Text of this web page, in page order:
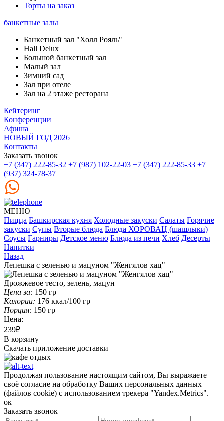
Торты на заказ
банкетные залы
Банкетный зал "Холл Рояль"
Hall Delux
Большой банкетный зал
Малый зал
Зимний сад
Зал при отеле
Зал на 2 этаже ресторана
Кейтеринг
Конференции
Афиша
НОВЫЙ ГОД 2026
Контакты
Заказать звонок
+7 (347) 222-85-32 +7 (987) 102-22-03 +7 (347) 222-85-33 +7
(937) 324-78-37
МЕНЮ
Пицца Башкирская кухня Холодные закуски Салаты Горячие
закуски Супы Вторые блюда Блюда ХОРОВАЦ (шашлыки)
Соусы Гарниры Детское меню Блюда из печи Хлеб Десерты
Напитки
Назад
Лепешка с зеленью и мацуном "Женгялов хац"
Дрожжевое тесто, зелень, мацун
Цена за: 150 гр
Калории: 176 ккал/100 гр
Порция: 150 гр
Цена:
239₽
В корзину
Скачать приложение доставки
Продолжая пользование настоящим сайтом, Вы выражаете
своё согласие на обработку Ваших персональных данных
(файлов cookie) с использованием трекера "Yandex.Metrics".
ок
Заказать звонок